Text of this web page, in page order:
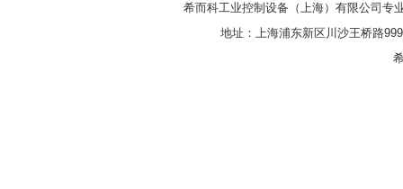
希而科工业控制设备（上海）有限公司专
地址：上海浦东新区川沙王桥路